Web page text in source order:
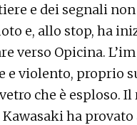
e dei segnali non
e, allo stop, ha
verso Opicina.
e violento, proprio
che è esploso. Il
ha provato